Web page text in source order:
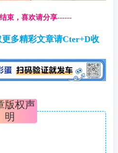
束，喜欢请分享------
多精彩文章请Cter+D收
版权声
明